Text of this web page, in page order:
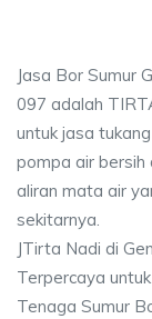
Jasa Bor Sumur
097 adalah
untuk jasa
pompa air bersih
aliran mata air
sekitarnya.
JTirta Nadi di
Terpercaya
Tenaga Sumur